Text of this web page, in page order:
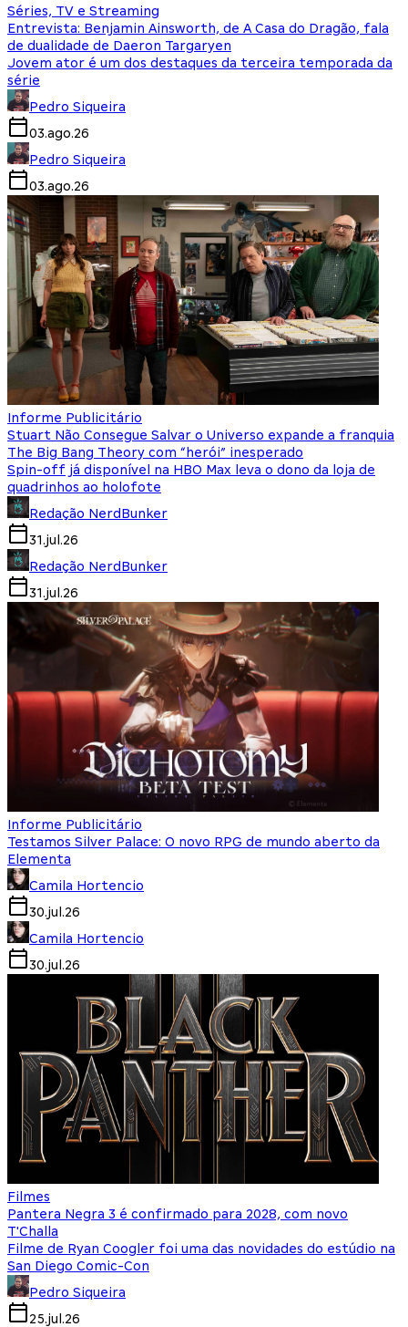
Séries, TV e Streaming
Entrevista: Benjamin Ainsworth, de A Casa do Dragão, fala
de dualidade de Daeron Targaryen
Jovem ator é um dos destaques da terceira temporada da
série
Pedro Siqueira
03.ago.26
Pedro Siqueira
03.ago.26
Informe Publicitário
Stuart Não Consegue Salvar o Universo expande a franquia
The Big Bang Theory com “herói” inesperado
Spin-off já disponível na HBO Max leva o dono da loja de
quadrinhos ao holofote
Redação NerdBunker
31.jul.26
Redação NerdBunker
31.jul.26
Informe Publicitário
Testamos Silver Palace: O novo RPG de mundo aberto da
Elementa
Camila Hortencio
30.jul.26
Camila Hortencio
30.jul.26
Filmes
Pantera Negra 3 é confirmado para 2028, com novo
T'Challa
Filme de Ryan Coogler foi uma das novidades do estúdio na
San Diego Comic-Con
Pedro Siqueira
25.jul.26